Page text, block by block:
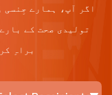
اگر آپ، ہمارے جِنسی
تولیدی صحت کے
براہِ